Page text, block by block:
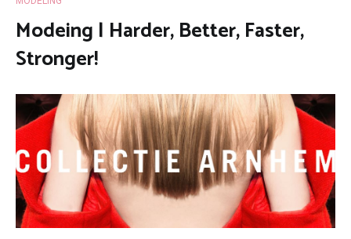
Modeing | Harder, Better, Faster,
Stronger!